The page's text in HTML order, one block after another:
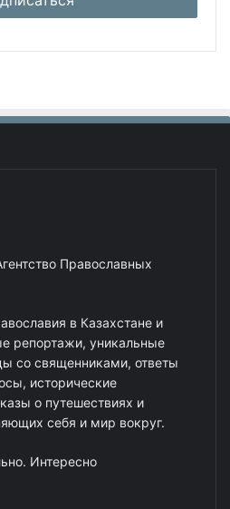
Православных
в Казахстане и
репортажи, уникальные
со священниками, ответы
исторические
о путешествиях и
себя и мир вокруг.
Интересно